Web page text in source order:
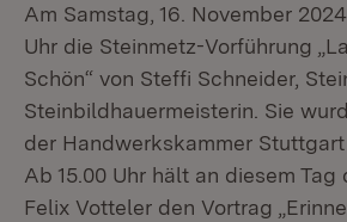
Am Samstag, 16. November
Uhr die Steinmetz-Vorführung
Schön“ von Steffi Schneider,
Steinbildhauermeisterin. Sie
der Handwerkskammer
Ab 15.00 Uhr hält an diesem
Felix Votteler den Vortrag